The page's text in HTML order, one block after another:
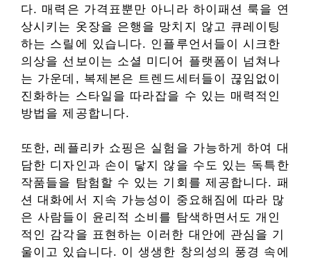
다. 매력은 가격표뿐만 아니라 하이패션 룩을 연
상시키는 옷장을 은행을 망치지 않고 큐레이팅
하는 스릴에 있습니다. 인플루언서들이 시크한
의상을 선보이는 소셜 미디어 플랫폼이 넘쳐나
는 가운데, 복제본은 트렌드세터들이 끊임없이
진화하는 스타일을 따라잡을 수 있는 매력적인
방법을 제공합니다.
또한, 레플리카 쇼핑은 실험을 가능하게 하여 대
담한 디자인과 손이 닿지 않을 수도 있는 독특한
작품들을 탐험할 수 있는 기회를 제공합니다. 패
션 대화에서 지속 가능성이 중요해짐에 따라 많
은 사람들이 윤리적 소비를 탐색하면서도 개인
적인 감각을 표현하는 이러한 대안에 관심을 기
울이고 있습니다. 이 생생한 창의성의 풍경 속에